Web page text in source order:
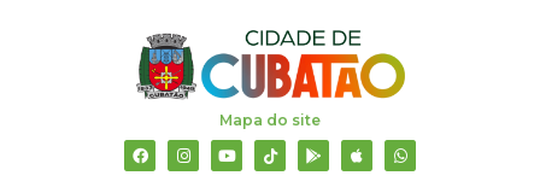
Mapa do site